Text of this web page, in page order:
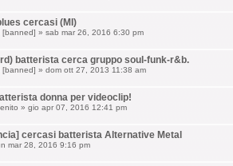
cercasi (MI)
[banned] » sab mar 26, 2016 6:30 pm
batterista cerca gruppo soul-funk-r&b.
[banned] » dom ott 27, 2013 11:38 am
donna per videoclip!
» gio apr 07, 2016 12:41 pm
cercasi batterista Alternative Metal
mar 28, 2016 9:16 pm